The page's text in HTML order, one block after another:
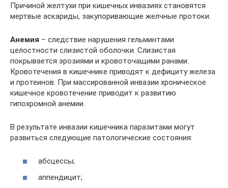
Причиной желтухи при кишечных инвазиях становятся
мертвые аскариды, закупоривающие желчные протоки.
Анемия – следствие нарушения гельминтами
целостности слизистой оболочки. Слизистая
покрывается эрозиями и кровоточащими ранами.
Кровотечения в кишечнике приводят к дефициту железа
и протеинов. При массированной инвазии хроническое
кишечное кровотечение приводит к развитию
гипохромной анемии.
В результате инвазии кишечника паразитами могут
развиться следующие патологические состояния:
абсцессы;
аппендицит;